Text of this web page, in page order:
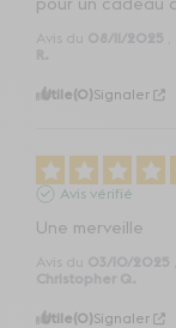
pour un cadeau
Avis du 08/11/2025
R.
Utile(0) Signaler
Avis vérifié
Une merveille
03/10/2025
Christopher Q.
Utile(0) Signaler